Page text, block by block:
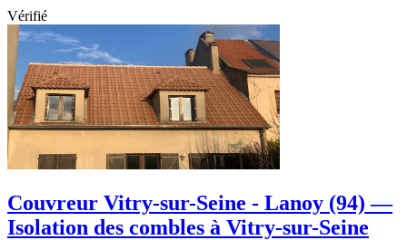
Vérifié
Couvreur Vitry-sur-Seine - Lanoy (94) —
Isolation des combles à Vitry-sur-Seine